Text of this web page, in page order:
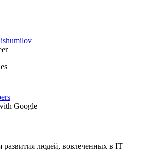
Google
развития людей, вовлеченных в IT